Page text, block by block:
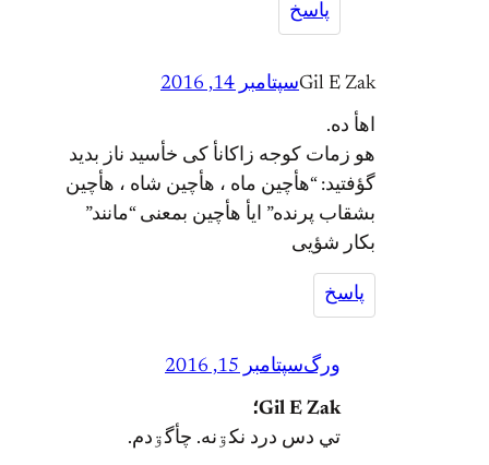
پاسخ
Gil E Zakسپتامبر 14, 2016
اهأ ده.
هو زمات کوجه زاکانأ کی خأسید ناز بدید
گؤفتید: “هأچین ماه ، هأچین شاه ، هأچین
بشقاب پرنده” ایأ هأچین بمعنی “مانند”
بکار شؤیی
پاسخ
ورگسپتامبر 15, 2016
Gil E Zak؛
تي دس درد نکۊنه. چأگۊدم.